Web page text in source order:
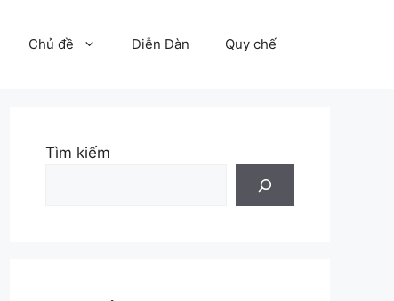
Chủ đề Diễn Đàn Quy chế
Tìm kiếm